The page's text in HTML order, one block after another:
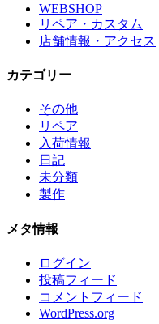
WEBSHOP
リペア・カスタム
店舗情報・アクセス
カテゴリー
その他
リペア
入荷情報
日記
未分類
製作
メタ情報
ログイン
投稿フィード
コメントフィード
WordPress.org